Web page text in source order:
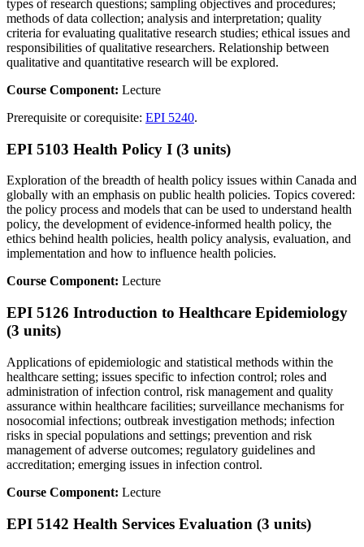
types of research questions; sampling objectives and procedures;
methods of data collection; analysis and interpretation; quality
criteria for evaluating qualitative research studies; ethical issues and
responsibilities of qualitative researchers. Relationship between
qualitative and quantitative research will be explored.
Course Component: Lecture
Prerequisite or corequisite: EPI 5240.
EPI 5103 Health Policy I (3 units)
Exploration of the breadth of health policy issues within Canada and
globally with an emphasis on public health policies. Topics covered:
the policy process and models that can be used to understand health
policy, the development of evidence-informed health policy, the
ethics behind health policies, health policy analysis, evaluation, and
implementation and how to influence health policies.
Course Component: Lecture
EPI 5126 Introduction to Healthcare Epidemiology
(3 units)
Applications of epidemiologic and statistical methods within the
healthcare setting; issues specific to infection control; roles and
administration of infection control, risk management and quality
assurance within healthcare facilities; surveillance mechanisms for
nosocomial infections; outbreak investigation methods; infection
risks in special populations and settings; prevention and risk
management of adverse outcomes; regulatory guidelines and
accreditation; emerging issues in infection control.
Course Component: Lecture
EPI 5142 Health Services Evaluation (3 units)